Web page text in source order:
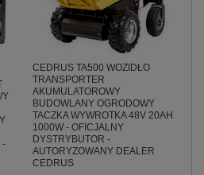
-
CEDRUS TA500 WOZIDŁO
TRANSPORTER
AKUMULATOROWY
BUDOWLANY OGRODOWY
TACZKA WYWROTKA 48V 20AH
1000W - OFICJALNY
DYSTRYBUTOR -
AUTORYZOWANY DEALER
CEDRUS